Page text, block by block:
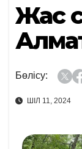
Жас
Бөлісу:
ШІЛ 11, 2024